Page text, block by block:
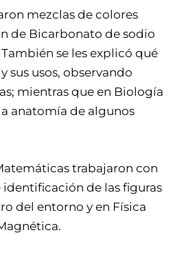
mezclas de colores
de Bicarbonato de sodio
se les explicó qué
sus usos, observando
mientras que en Biología
anatomía de algunos
trabajaron con
de las figuras
del entorno y en Física